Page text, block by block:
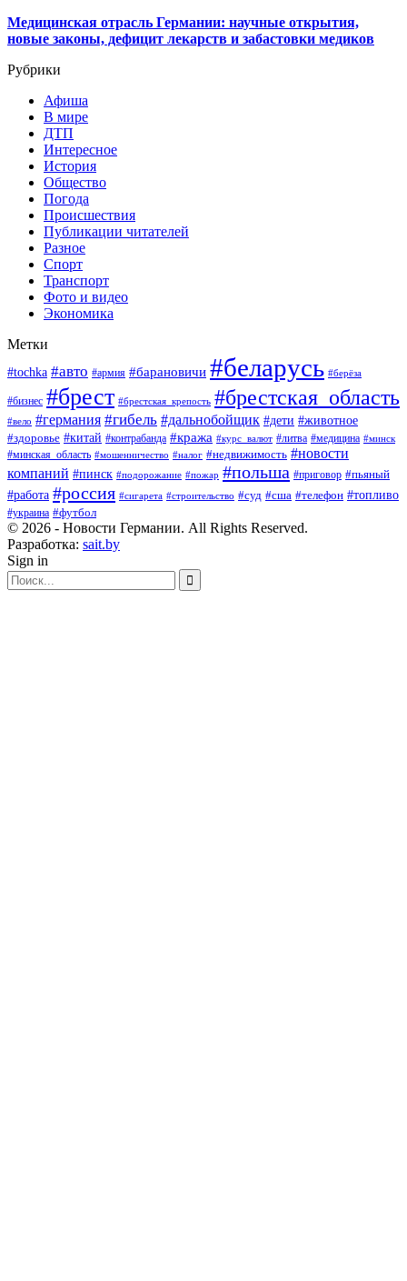
Медицинская отрасль Германии: научные открытия,
новые законы, дефицит лекарств и забастовки медиков
Рубрики
Афиша
В мире
ДТП
Интересное
История
Общество
Погода
Происшествия
Публикации читателей
Разное
Спорт
Транспорт
Фото и видео
Экономика
Метки
#tochka #авто #армия #барановичи #беларусь #берёза
#бизнес #брест #брестская_крепость #брестская_область
#вело #германия #гибель #дальнобойщик #дети #животное
#здоровье #китай #контрабанда #кража #курс_валют #литва #медицина #минск
#минская_область #мошенничество #налог #недвижимость #новости
компаний #пинск #подорожание #пожар #польша #приговор #пьяный
#работа #россия #сигарета #строительство #суд #сша #телефон #топливо
#украина #футбол
© 2026 - Новости Германии. All Rights Reserved.
Разработка: sait.by
Sign in